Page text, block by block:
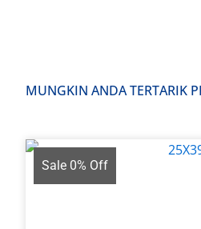
MUNGKIN ANDA TERTARIK
Sale 0% Off